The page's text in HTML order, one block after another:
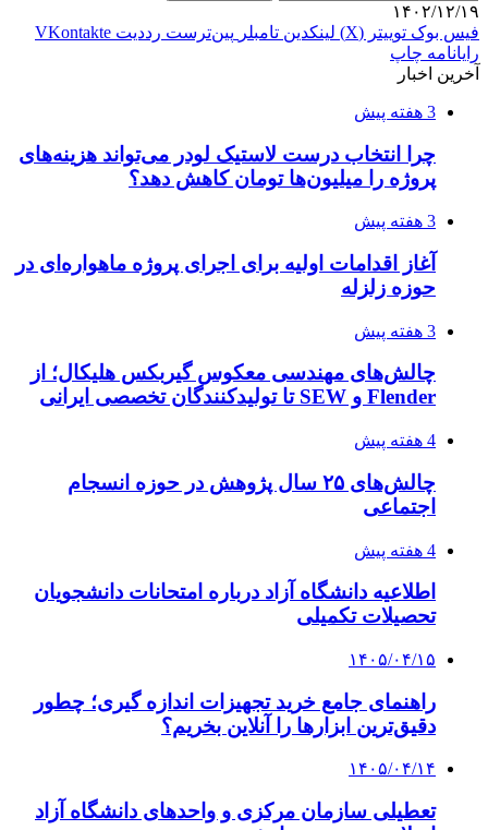
۱۴۰۲/۱۲/۱۹
فیس بوک توییتر (X) لینکدین ‫تامبلر ‫پین‌ترست ‫رددیت ‫VKontakte
رایانامه چاپ
آخرین اخبار
3 هفته پیش
چرا انتخاب درست لاستیک لودر می‌تواند هزینه‌های
پروژه را میلیون‌ها تومان کاهش دهد؟
3 هفته پیش
آغاز اقدامات اولیه برای اجرای پروژه ماهواره‌ای در
حوزه زلزله
3 هفته پیش
چالش‌های مهندسی معکوس گیربکس هلیکال؛ از
Flender و SEW تا تولیدکنندگان تخصصی ایرانی
4 هفته پیش
چالش‌های ۲۵ سال پژوهش در حوزه انسجام
اجتماعی
4 هفته پیش
اطلاعیه دانشگاه آزاد درباره امتحانات دانشجویان
تحصیلات تکمیلی
۱۴۰۵/۰۴/۱۵
راهنمای جامع خرید تجهیزات اندازه گیری؛ چطور
دقیق‌ترین ابزارها را آنلاین بخریم؟
۱۴۰۵/۰۴/۱۴
تعطیلی سازمان مرکزی و واحدهای دانشگاه آزاد